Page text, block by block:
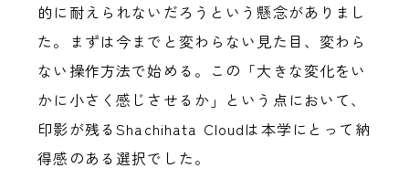
的に耐えられないだろうという懸念がありまし
た。まずは今までと変わらない見た目、変わら
ない操作方法で始める。この「大きな変化をい
かに小さく感じさせるか」という点において、
印影が残るShachihata Cloudは本学にとって納
得感のある選択でした。